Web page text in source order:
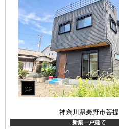
神奈川県秦野市菩提
新築一戸建て